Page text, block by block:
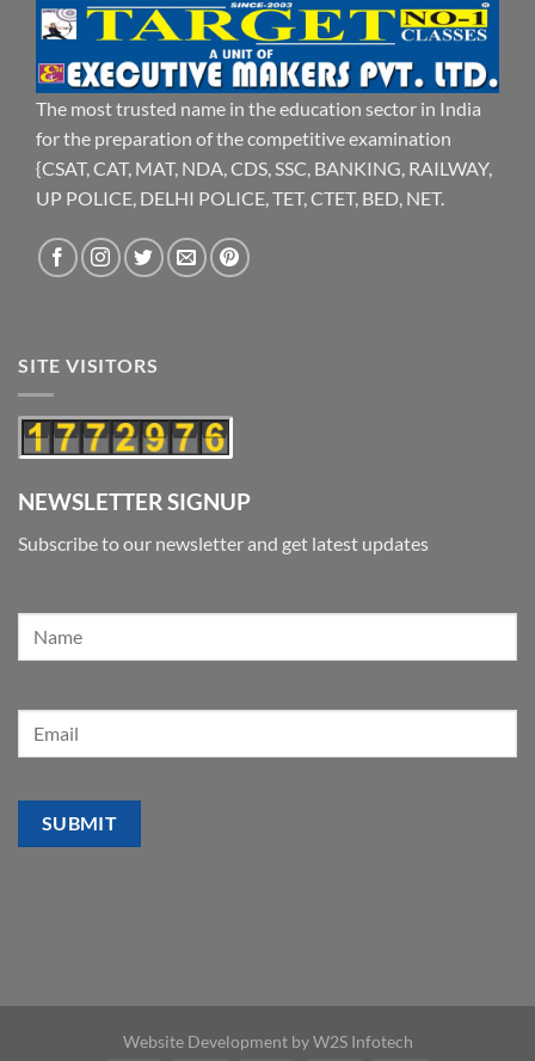
The most trusted name in the education sector in India
for the preparation of the competitive examination
{CSAT, CAT, MAT, NDA, CDS, SSC, BANKING, RAILWAY,
UP POLICE, DELHI POLICE, TET, CTET, BED, NET.
SITE VISITORS
NEWSLETTER SIGNUP
Subscribe to our newsletter and get latest updates
Website Development byW2S Infotech